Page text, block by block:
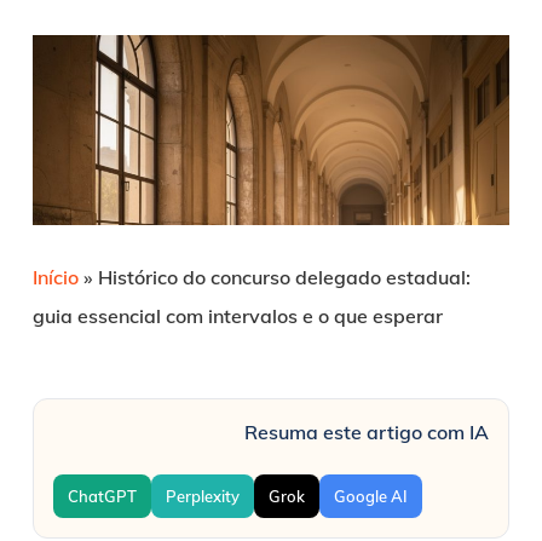
Início» Histórico do concurso delegado estadual:
guia essencial com intervalos e o que esperar
Resuma este artigo com IA
ChatGPT Perplexity Grok Google AI